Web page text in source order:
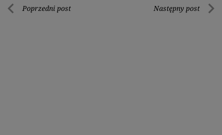
Nawigacja
Poprzedni post Następny post